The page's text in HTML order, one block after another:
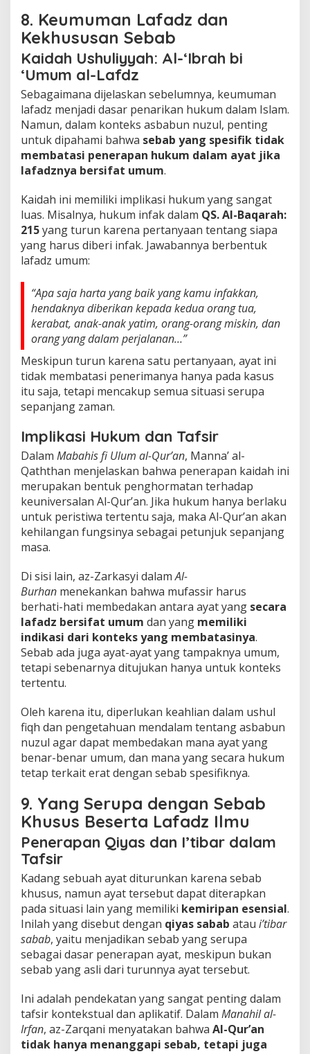
8. Keumuman Lafadz dan
Kekhususan Sebab
Kaidah Ushuliyyah: Al-‘Ibrah bi
‘Umum al-Lafdz
Sebagaimana dijelaskan sebelumnya, keumuman
lafadz menjadi dasar penarikan hukum dalam Islam.
Namun, dalam konteks asbabun nuzul, penting
untuk dipahami bahwa sebab yang spesifik tidak
membatasi penerapan hukum dalam ayat jika
lafadznya bersifat umum.
Kaidah ini memiliki implikasi hukum yang sangat
luas. Misalnya, hukum infak dalam QS. Al-Baqarah:
215yang turun karena pertanyaan tentang siapa
yang harus diberi infak. Jawabannya berbentuk
lafadz umum:
“Apa saja harta yang baik yang kamu infakkan,
hendaknya diberikan kepada kedua orang tua,
kerabat, anak-anak yatim, orang-orang miskin, dan
orang yang dalam perjalanan…”
Meskipun turun karena satu pertanyaan, ayat ini
tidak membatasi penerimanya hanya pada kasus
itu saja, tetapi mencakup semua situasi serupa
sepanjang zaman.
Implikasi Hukum dan Tafsir
Dalam Mabahis fi Ulum al-Qur’an, Manna’ al-
Qaththan menjelaskan bahwa penerapan kaidah ini
merupakan bentuk penghormatan terhadap
keuniversalan Al-Qur’an. Jika hukum hanya berlaku
untuk peristiwa tertentu saja, maka Al-Qur’an akan
kehilangan fungsinya sebagai petunjuk sepanjang
masa.
Di sisi lain, az-Zarkasyi dalamAl-
Burhan menekankan bahwa mufassir harus
berhati-hati membedakan antara ayat yang secara
lafadz bersifat umum dan yang memiliki
indikasi dari konteks yang membatasinya.
Sebab ada juga ayat-ayat yang tampaknya umum,
tetapi sebenarnya ditujukan hanya untuk konteks
tertentu.
Oleh karena itu, diperlukan keahlian dalam ushul
fiqh dan pengetahuan mendalam tentang asbabun
nuzul agar dapat membedakan mana ayat yang
benar-benar umum, dan mana yang secara hukum
tetap terkait erat dengan sebab spesifiknya.
9. Yang Serupa dengan Sebab
Khusus Beserta Lafadz Ilmu
Penerapan Qiyas dan I’tibar dalam
Tafsir
Kadang sebuah ayat diturunkan karena sebab
khusus, namun ayat tersebut dapat diterapkan
pada situasi lain yang memiliki kemiripan esensial.
Inilah yang disebut dengan qiyas sabab atau i’tibar
sabab, yaitu menjadikan sebab yang serupa
sebagai dasar penerapan ayat, meskipun bukan
sebab yang asli dari turunnya ayat tersebut.
Ini adalah pendekatan yang sangat penting dalam
tafsir kontekstual dan aplikatif. Dalam Manahil al-
Irfan, az-Zarqani menyatakan bahwa Al-Qur’an
tidak hanya menanggapi sebab, tetapi juga